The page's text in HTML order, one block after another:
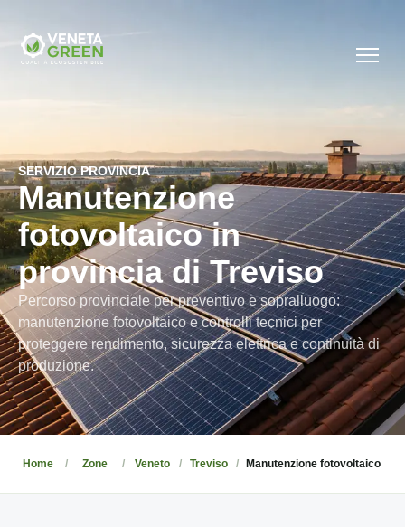
SERVIZIO PROVINCIA
Manutenzione
fotovoltaico in
provincia di Treviso
Percorso provinciale per preventivo e sopralluogo:
manutenzione fotovoltaico e controlli tecnici per
proteggere rendimento, sicurezza elettrica e continuità di
produzione.
Home Zone Veneto Treviso Manutenzione fotovoltaico